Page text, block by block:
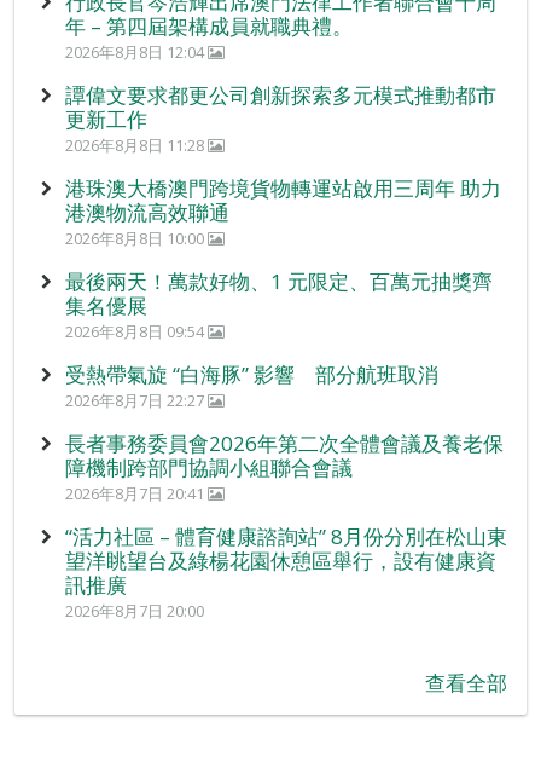
年 – 第四屆架構成員就職典禮。
2026年8月8日 12:04
譚偉文要求都更公司創新探索多元模式推動都市
更新工作
2026年8月8日 11:28
港珠澳大橋澳門跨境貨物轉運站啟用三周年 助力
港澳物流高效聯通
2026年8月8日 10:00
最後兩天！萬款好物、1 元限定、百萬元抽獎齊
集名優展
2026年8月8日 09:54
受熱帶氣旋 “白海豚” 影響 部分航班取消
2026年8月7日 22:27
長者事務委員會2026年第二次全體會議及養老保
障機制跨部門協調小組聯合會議
2026年8月7日 20:41
“活力社區 – 體育健康諮詢站” 8月份分別在松山東
望洋眺望台及綠楊花園休憩區舉行，設有健康資
訊推廣
2026年8月7日 20:00
查看全部